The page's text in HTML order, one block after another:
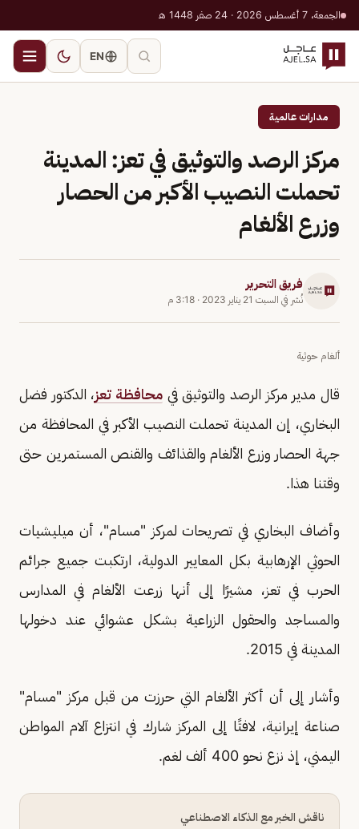
الجمعة، 7 أغسطس 2026 · 24 صفر 1448 هـ
EN
مدارات عالمية
مركز الرصد والتوثيق في تعز: المدينة
تحملت النصيب الأكبر من الحصار
وزرع الألغام
فريق التحرير
نُشر في السبت 21 يناير 2023 · 3:18 م
ألغام حوثية
قال مدير مركز الرصد والتوثيق في محافظة تعز، الدكتور فضل
البخاري، إن المدينة تحملت النصيب الأكبر في المحافظة من
جهة الحصار وزرع الألغام والقذائف والقنص المستمرين حتى
وقتنا هذا.
وأضاف البخاري في تصريحات لمركز "مسام"، أن ميليشيات
الحوثي الإرهابية بكل المعايير الدولية، ارتكبت جميع جرائم
الحرب في تعز، مشيرًا إلى أنها زرعت الألغام في المدارس
والمساجد والحقول الزراعية بشكل عشوائي عند دخولها
المدينة في 2015.
وأشار إلى أن أكثر الألغام التي حرزت من قبل مركز "مسام"
صناعة إيرانية، لافتًا إلى المركز شارك في انتزاع آلام المواطن
اليمني، إذ نزع نحو 400 ألف لغم.
ناقش الخبر مع الذكاء الاصطناعي